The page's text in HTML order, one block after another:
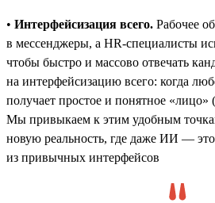
• Интерфейсизация всего. Рабочее
в мессенджеры, а HR-специалисты
чтобы быстро и массово отвечать
на интерфейсизацию всего: когда
получает простое и понятное «лицо»
Мы привыкаем к этим удобным
новую реальность, где даже ИИ —
из привычных интерфейсов